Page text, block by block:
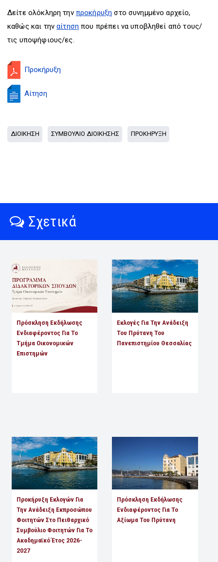
Δείτε ολόκληρη την προκήρυξη στο συνημμένο αρχείο,
καθώς και τηναίτηση που πρέπει να υποβληθεί από τους/
τις υποψήφιους/ες.
Προκήρυξη
Aίτηση
ΔΙΟΙΚΗΣΗ ΣΥΜΒΟΥΛΙΟ ΔΙΟΙΚΗΣΗΣ ΠΡΟΚΗΡΥΞΗ
Σχετικά
Πρόσκληση Εκδήλωσης
Ενδιαφέροντος Για Το
Τμήμα Οικονομικών
Επιστημών
Εκλογές Για Την Ανάδειξη
Του Πρύτανη Του
Πανεπιστημίου Θεσσαλίας
Προκήρυξη Εκλογών Για
Την Ανάδειξη Εκπροσώπου
Φοιτητών Στο Πειθαρχικό
Συμβούλιο Φοιτητών Για Το
Ακαδημαϊκό Έτος 2026-
2027
Πρόσκληση Εκδήλωσης
Ενδιαφέροντος Για Το
Αξίωμα Του Πρύτανη